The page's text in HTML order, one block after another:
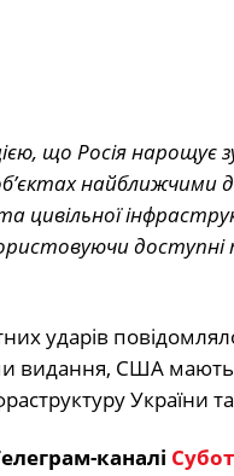
що Росія нарощує
найближчими
цивільної
ударів
США мають
України
каналі